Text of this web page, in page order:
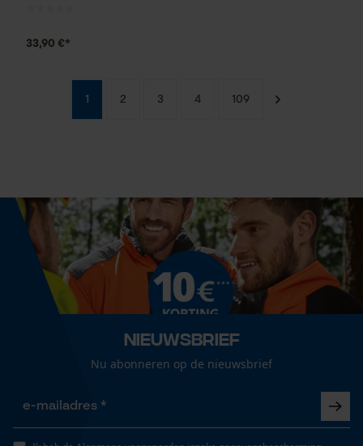
33,90 €*
1 2 3 4 109
Nieuwsbrief
Nu abonneren op de nieuwsbrief